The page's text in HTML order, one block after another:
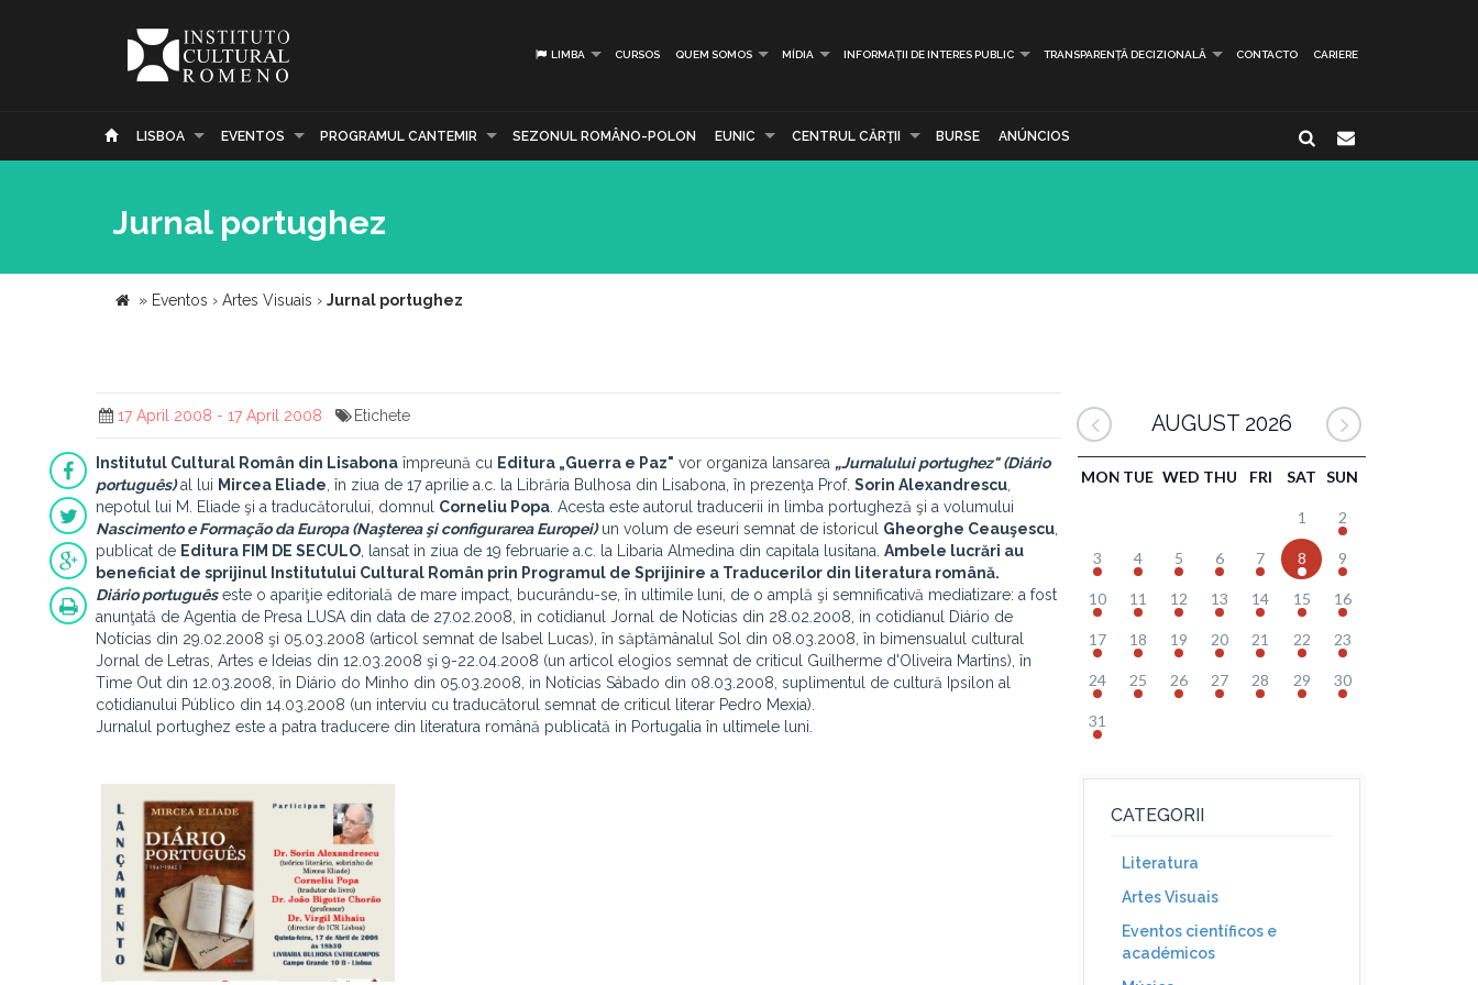
LIMBA CURSOS QUEM SOMOS MÍDIA INFORMAȚII DE INTERES PUBLIC TRANSPARENȚĂ DECIZIONALĂ CONTACTO CARIERE
LISBOA EVENTOS PROGRAMUL CANTEMIR SEZONUL ROMÂNO-POLON EUNIC CENTRUL CĂRŢII BURSE ANÚNCIOS
Jurnal portughez
» Eventos › Artes Visuais › Jurnal portughez
17 April 2008 - 17 April 2008 Etichete
Institutul Cultural Român din Lisabona împreună cu Editura „Guerra e Paz" vor organiza lansarea „Jurnalului portughez" (Diário
português)al lui Mircea Eliade , în ziua de 17 aprilie a.c. la Librăria Bulhosa din Lisabona, în prezenţa Prof. Sorin Alexandrescu
nepotul lui M. Eliade şi a traducătorului, domnul Corneliu Popa . Acesta este autorul traducerii in limba portugheză şi a volumului
Nascimento e Formação da Europa (Naşterea şi configurarea Europei)un volum de eseuri semnat de istoricul Gheorghe Ceauşescu
publicat de Editura FIM DE SECULO , lansat in ziua de 19 februarie a.c. la Libaria Almedina din capitala lusitana. Ambele lucrări au
beneficiat de sprijinul Institutului Cultural Român prin Programul de Sprijinire a Traducerilor din literatura română.
Diário portuguêseste o apariţie editorială de mare impact, bucurându-se, în ultimile luni, de o amplă şi semnificativă mediatizare: a fost
anunţată de Agentia de Presa LUSA din data de 27.02.2008, in cotidianul Jornal de Notícias din 28.02.2008, in cotidianul Diário de
Notícias din 29.02.2008 şi 05.03.2008 (articol semnat de Isabel Lucas), în săptămânalul Sol din 08.03.2008, în bimensualul cultural
Jornal de Letras, Artes e Ideias din 12.03.2008 şi 9-22.04.2008 (un articol elogios semnat de criticul Guilherme d'Oliveira Martins), în
Time Out din 12.03.2008, în Diário do Minho din 05.03.2008, in Notícias Sábado din 08.03.2008, suplimentul de cultură Ipsilon al
cotidianului Público din 14.03.2008 (un interviu cu traducătorul semnat de criticul literar Pedro Mexia).
Jurnalul portughez este a patra traducere din literatura română publicată in Portugalia în ultimele luni.
AUGUST 2026
MON TUE WED THU FRI SAT SUN
1 2
3 4 5 6 7 8 9
10 11 12 13 14 15 16
17 18 19 20 21 22 23
24 25 26 27 28 29 30
31
CATEGORII
Literatura
Artes Visuais
Eventos científicos e
académicos